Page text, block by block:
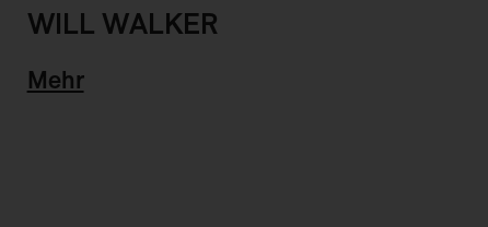
WILL WALKER
Mehr